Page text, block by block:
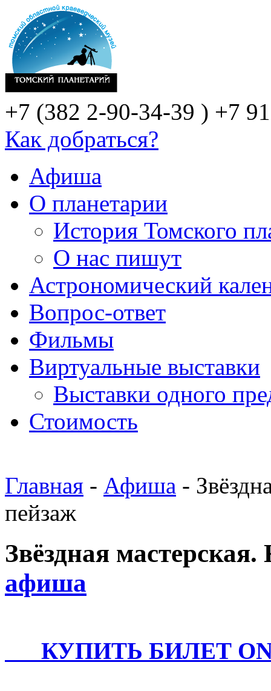
+7 (382 2-90-34-39 ) +7
Как добраться?
Афиша
О планетарии
История Томского
О нас пишут
Астрономический
Вопрос-ответ
Фильмы
Виртуальные выставки
Выставки одного
Стоимость
Главная - Афиша -
пейзаж
Звёздная
афиша
КУПИТЬ БИЛЕТ